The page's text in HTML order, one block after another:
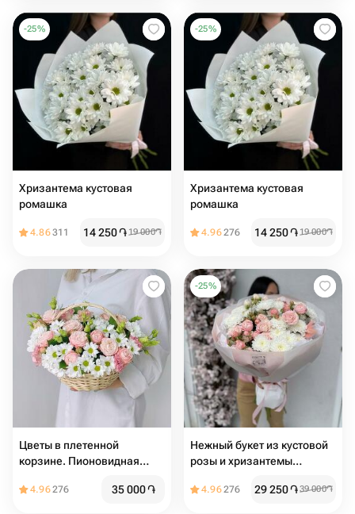
-25%
Хризантема кустовая
ромашка
4.86311 14 250֏19 000֏
-25%
Хризантема кустовая
ромашка
4.96276 14 250֏19 000֏
Цветы в плетенной
корзине. Пионовидная
бомбастик и хризантема
4.96276 35 000֏
-25%
Нежный букет из кустовой
розы и хризантемы
профиле магазина»
4.96276 29 250֏39 000֏